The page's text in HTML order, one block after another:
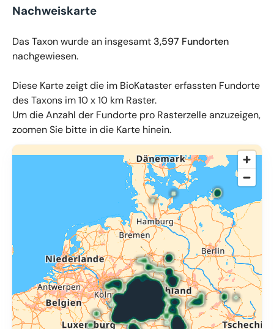
Nachweiskarte
Das Taxon wurde an insgesamt 3,597 Fundorten
nachgewiesen.
Diese Karte zeigt die im BioKataster erfassten Fundorte
des Taxons im 10 x 10 km Raster.
Um die Anzahl der Fundorte pro Rasterzelle anzuzeigen,
zoomen Sie bitte in die Karte hinein.
© OpenMapTiles